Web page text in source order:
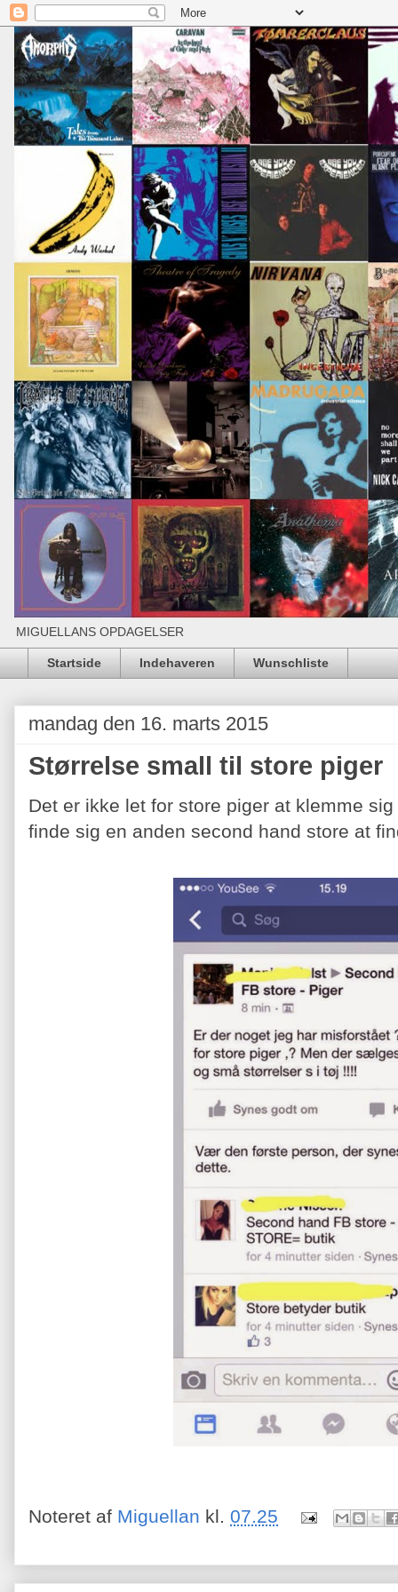
MIGUELLANS OPDAGELSER
Startside Indehaveren Wunschliste
mandag den 16. marts 2015
Størrelse small til store piger
Det er ikke let for store piger at klemme
finde sig en anden second hand store at
Noteret af Miguellan kl. 07.25